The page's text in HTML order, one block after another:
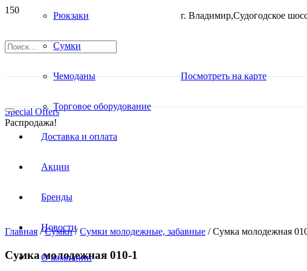
г. Владимир,Судогодское
Посмотреть на карте
Рюкзаки
Сумки
Чемоданы
Торговое оборудование
Доставка и оплата
Акции
Бренды
Новости
О компании
Special Offers
Распродажа!
Главная /Сумки/Сумки молодежные, забавные / Сумка молодежная
Сумка молодежная 010-1